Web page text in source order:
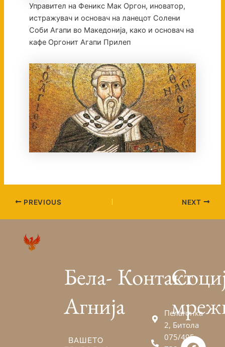
Управител на Феникс Мак Оргон, иноватор,
истражувач и основач на ланецот Солени
Соби Агапи во Македонија, како и основач на
кафе Оргонит Агапи Прилеп
PREVIOUS NEXT
Бела-
Агнија
ВАШЕТО
Контакт
Пелагонка
2, Битола
075/495-F
V
E